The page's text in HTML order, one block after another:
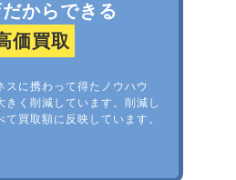
からできる
価買取
スに携わって得たノウハウ
きく削減しています。削減し
て買取額に反映しています。